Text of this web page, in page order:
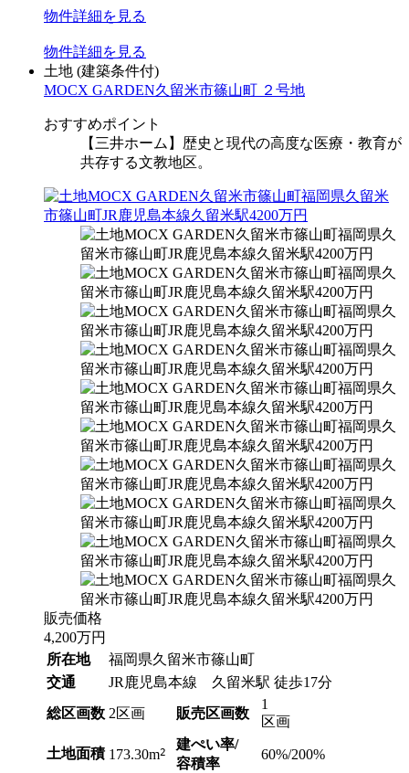
物件詳細を見る
物件詳細を見る
土地 (建築条件付)
MOCX GARDEN久留米市篠山町 ２号地
おすすめポイント
【三井ホーム】歴史と現代の高度な医療・教育が
共存する文教地区。
販売価格
4,200万円
所在地
福岡県久留米市篠山町
交通
JR鹿児島本線 久留米駅 徒歩17分
総区画数 2区画 販売区画数
1
区画
土地面積 173.30m2
建ぺい率/
容積率
60%/200%